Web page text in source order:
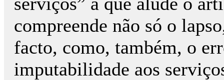
compreende não só o
facto, como, também, o
imputabilidade aos